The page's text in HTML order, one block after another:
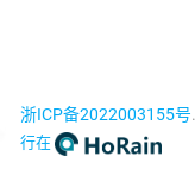
浙ICP备2022003155号.
行在